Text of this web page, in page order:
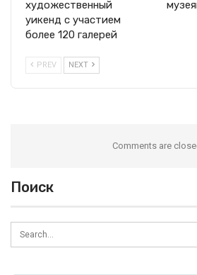
художественный
уикенд с участием
более 120 галерей
PREV NEXT
Comments are
Поиск